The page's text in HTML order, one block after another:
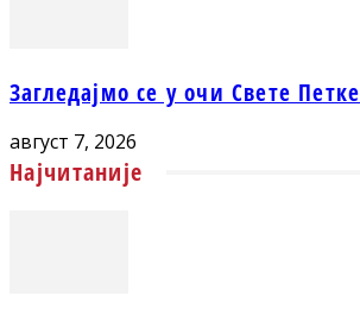
Загледајмо се у очи Свете Петке
август 7, 2026
Најчитаније